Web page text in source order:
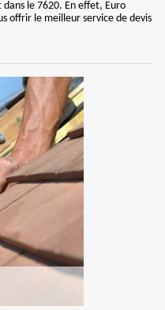
le 7620. En effet, Euro
offrir le meilleur service de devis